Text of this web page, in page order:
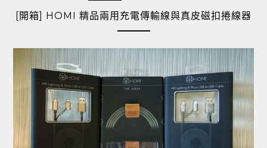
[開箱] HOMI 精品兩用充電傳輸線與真皮磁扣捲線器